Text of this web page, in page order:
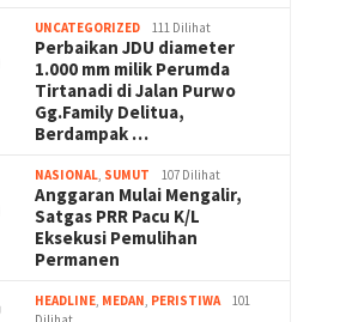
UNCATEGORIZED 111 Dilihat
Perbaikan JDU diameter
1.000 mm milik Perumda
Tirtanadi di Jalan Purwo
Gg.Family Delitua,
Berdampak …
NASIONAL, SUMUT 107 Dilihat
Anggaran Mulai Mengalir,
Satgas PRR Pacu K/L
Eksekusi Pemulihan
Permanen
HEADLINE, MEDAN, PERISTIWA
101